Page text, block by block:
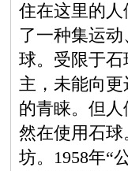
住在这里的
了一种集运
球。受限于
主，未能向
的青睐。但
然在使用石
坊。1958年“